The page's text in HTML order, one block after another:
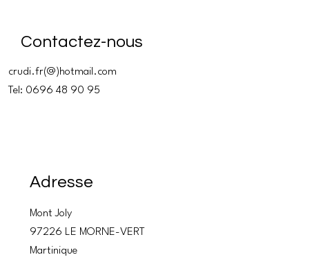
Contactez-nous
crudi.fr(@)hotmail.com
Tel: 0696 48 90 95
Adresse
Mont Joly
97226 LE MORNE-VERT
Martinique